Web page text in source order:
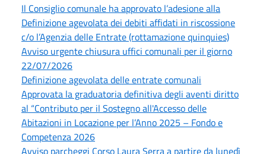
Il Consiglio comunale ha approvato l’adesione alla
Definizione agevolata dei debiti affidati in riscossione
c/o l’Agenzia delle Entrate (rottamazione quinquies)
Avviso urgente chiusura uffici comunali per il giorno
22/07/2026
Definizione agevolata delle entrate comunali
Approvata la graduatoria definitiva degli aventi diritto
al “Contributo per il Sostegno all'Accesso delle
Abitazioni in Locazione per l’Anno 2025 – Fondo e
Competenza 2026
Avviso parcheggi Corso Laura Serra a partire da lunedì